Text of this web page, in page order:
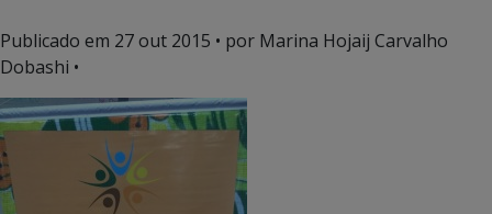
Publicado em 27 out 2015 • por Marina Hojaij Carvalho
Dobashi •